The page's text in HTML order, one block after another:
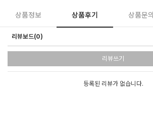
상품정보 상품후기 상품문의
리뷰보드(0)
리뷰쓰기
등록된 리뷰가 없습니다.